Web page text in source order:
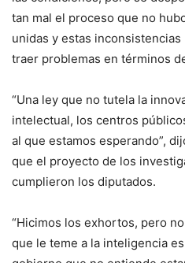
tan mal el proceso que no
unidas y estas
traer problemas en términos
“Una ley que no tutela la
intelectual, los centros
al que estamos esperando”,
que el proyecto de los
cumplieron los diputados.
“Hicimos los exhortos, pero
que le teme a la inteligencia